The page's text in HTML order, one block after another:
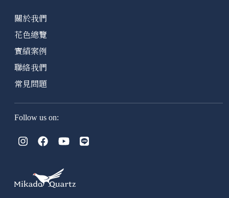
關於我們
花色總覽
實績案例
聯絡我們
常見問題
Follow us on: